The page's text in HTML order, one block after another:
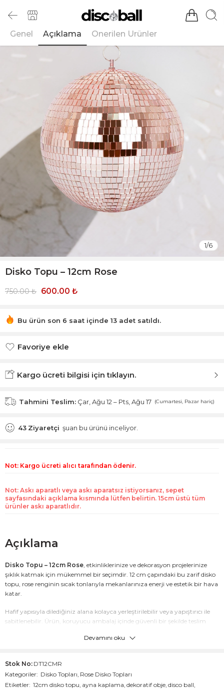
Genel Açıklama Önerilen Ürünler
1/6
Disko Topu – 12cm Rose
750.00₺ 600.00 ₺
Bu ürün son 6 saat içinde 13 adet satıldı.
Favoriye ekle
Kargo ücreti bilgisi için tıklayın.
Tahmini Teslim: Çar, Ağu 12 – Pts, Ağu 17 (Cumartesi, Pazar hariç)
43 Ziyaretçi şuan bu ürünü inceliyor.
Not: Kargo ücreti alıcı tarafından ödenir.
Not: Askı aparatlı veya askı aparatsız istiyorsanız, sepet
sayfasındaki açıklama kısmında lütfen belirtin. 15cm üstü tüm
ürünler askı aparatlıdır.
Açıklama
Disko Topu – 12cm Rose, etkinliklerinize ve dekorasyon projelerinize
şıklık katmak için mükemmel bir seçimdir. 12 cm çapındaki bu zarif disko
topu, rose renginin sıcak tonlarıyla mekanlarınıza enerji ve estetik bir hava
katar.
Hafif yapısıyla dilediğiniz alana kolayca yerleştirilebilir veya yapıştırıcı ile
sabitlenebilir. Ürün, koruyucu ambalaj içinde güvenli bir şekilde teslim
siparis@diskotopu.com adresinden bizimle iletişime
İşte “Disko Topu – 12cm Rose” için oluşturulmuş detaylı ürün içeriği,
kutucuklu tabloyla:
Devamını oku
Stok No: DT12CMR
Kategoriler: Disko Topları, Rose Disko Topları
Etiketler: 12cm disko topu, ayna kaplama, dekoratif obje, disco ball,